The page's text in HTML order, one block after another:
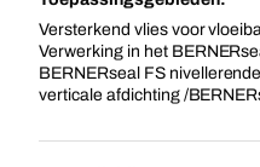
Versterkend vlies voor
Verwerking in het
BERNERseal FS
verticale afdichting /